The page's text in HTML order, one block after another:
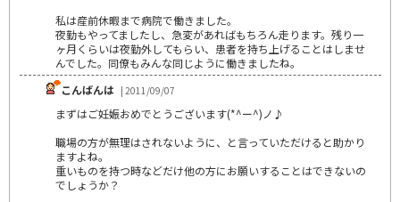
私は産前休暇まで病院で働きました。
夜勤もやってましたし、急変があればもちろん走ります。残り一
ヶ月くらいは夜勤外してもらい、患者を持ち上げることはしませ
んでした。同僚もみんな同じように働きましたね。
こんばんは | 2011/09/07
まずはご妊娠おめでとうございます(*^ー^)ノ♪
職場の方が無理はされないように、と言っていただけると助かり
ますよね。
重いものを持つ時などだけ他の方にお願いすることはできないの
でしょうか？